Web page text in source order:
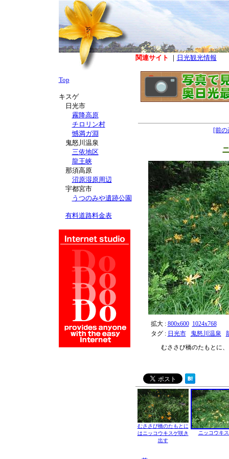
関連サイト ｜ 日光観光情報
[前の
拡大 : 800x600 1024x768
タグ : 日光市 鬼怒川温泉
むささび橋のたもとに
むささび橋のたもとに
はニッコウキスゲ咲き
出す
ニッコウキ
Top
キスゲ
日光市
霧降高原
チロリン村
憾満ガ淵
鬼怒川温泉
三依地区
龍王峡
那須高原
沼原湿原周辺
宇都宮市
うつのみや遺跡公園
有料道路料金表